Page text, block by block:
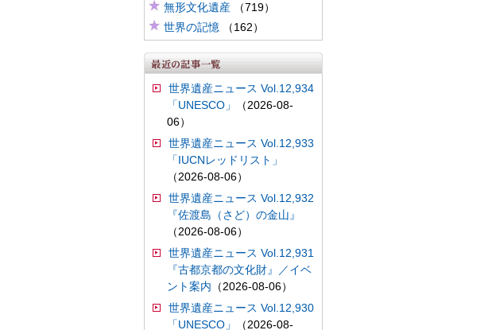
無形文化遺産（719）
世界の記憶（162）
世界遺産ニュース Vol.12,934
「UNESCO」
（2026-08-
06）
世界遺産ニュース Vol.12,933
「IUCNレッドリスト」
（2026-08-06）
世界遺産ニュース Vol.12,932
『佐渡島（さど）の金山』
（2026-08-06）
世界遺産ニュース Vol.12,931
『古都京都の文化財』／イベ
ント案内 （2026-08-06）
世界遺産ニュース Vol.12,930
「UNESCO」
（2026-08-